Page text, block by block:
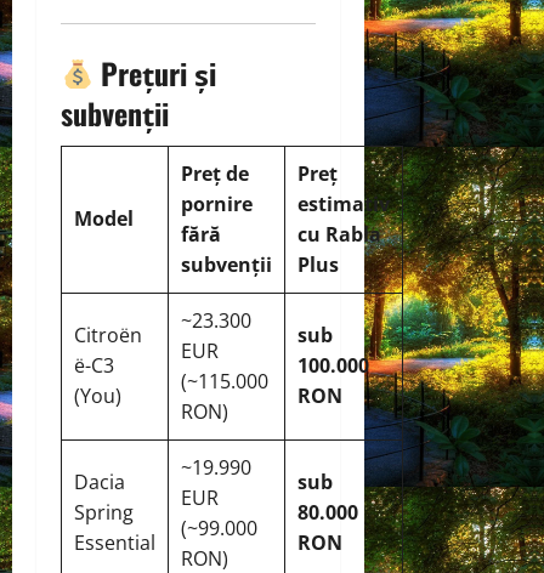
Prețuri și
subvenții
Model
Preț de
pornire
fără
subvenții
Preț
estimativ
cu Rabla
Plus
Citroën
ë-C3
(You)
~23.300
EUR
(~115.000
RON)
sub
100.000
RON
Dacia
Spring
Essential
~19.990
EUR
(~99.000
RON)
sub
80.000
RON